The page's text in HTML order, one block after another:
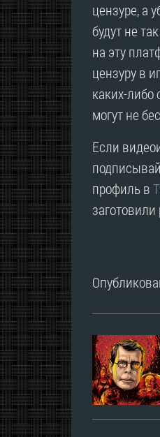
цензуре, а
будут не
на эту
цензуру в
каких-либо
могут не
Если
профиль в